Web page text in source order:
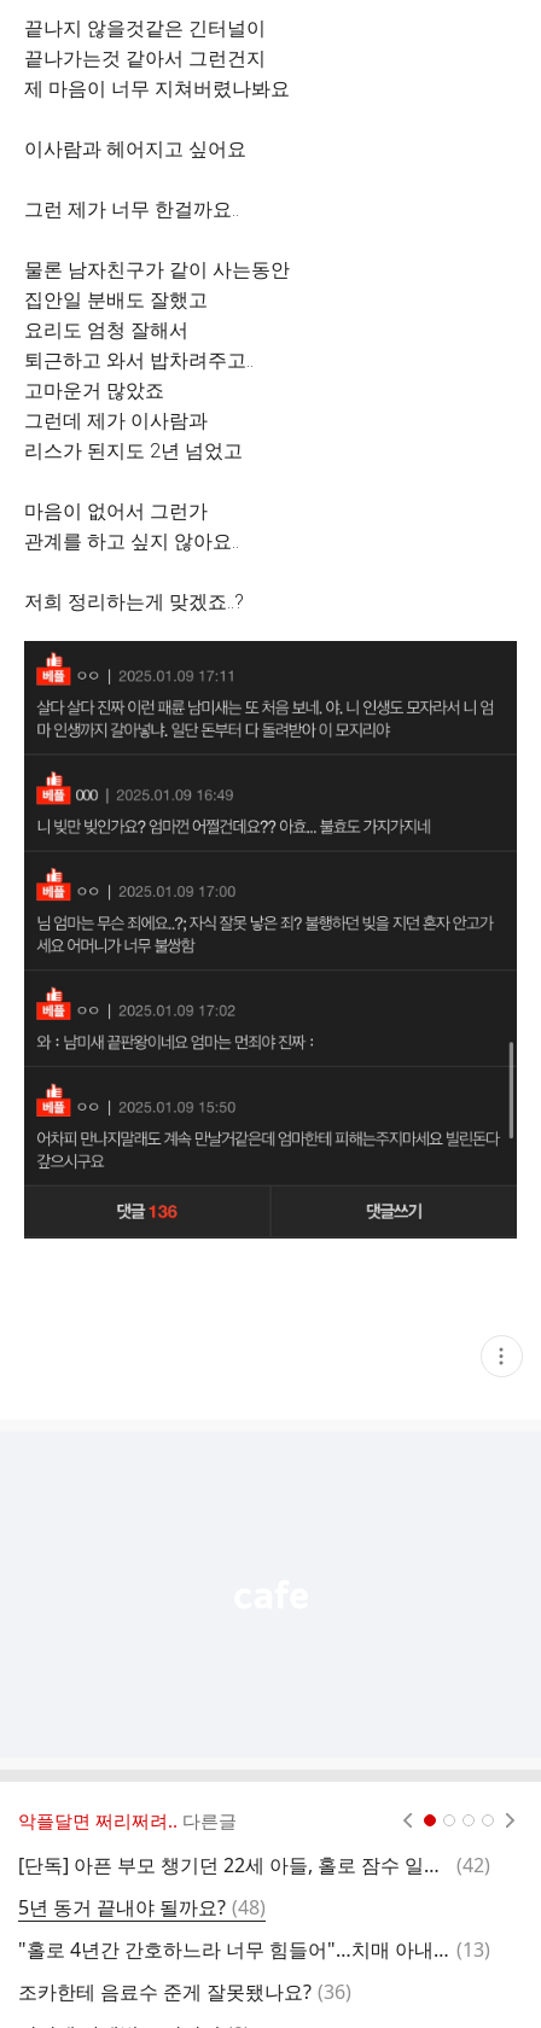
끝나지 않을것같은 긴터널이
끝나가는것 같아서 그런건지
제 마음이 너무 지쳐버렸나봐요
이사람과 헤어지고 싶어요
그런 제가 너무 한걸까요..
물론 남자친구가 같이 사는동안
집안일 분배도 잘했고
요리도 엄청 잘해서
퇴근하고 와서 밥차려주고..
고마운거 많았죠
그런데 제가 이사람과
리스가 된지도 2년 넘었고
마음이 없어서 그런가
관계를 하고 싶지 않아요..
저희 정리하는게 맞겠죠..?
현
재
악플달면 쩌리쩌려.. 다른글
[단독] 아픈 부모 챙기던 22세 아들, 홀로 잠수 일하다 숨져…사장은 잠적
댓
(42)
5년 동거 끝내야 될까요? 댓
글
(48)
"홀로 4년간 간호하느라 너무 힘들어"…치매 아내 살해한 80대 댓
(13)
조카한테 음료수 준게 잘못됐나요? 댓
(36)